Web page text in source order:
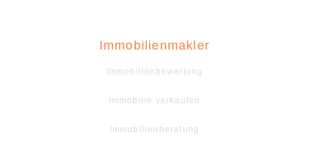
Immobilienmakler
Immobilienbewertung
Immobilie verkaufen
Immobilienberatung